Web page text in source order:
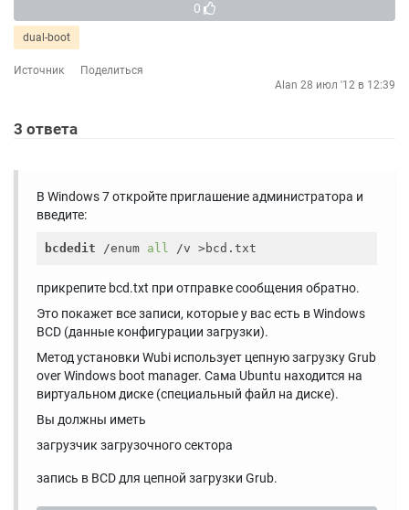
0
dual-boot
Источник
Поделиться
Alan 28 июл '12 в 12:39
3 ответа
В Windows 7 откройте приглашение администратора и
введите:
bcdedit /enum all
прикрепите bcd.txt при отправке сообщения обратно.
Это покажет все записи, которые у вас есть в Windows
BCD (данные конфигурации загрузки).
Метод установки Wubi использует цепную загрузку Grub
over Windows boot manager. Сама Ubuntu находится на
виртуальном диске (специальный файл на диске).
Вы должны иметь
загрузчик загрузочного сектора
запись в BCD для цепной загрузки Grub.